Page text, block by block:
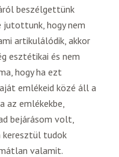
beszélgettünk
jutottunk, hogy nem
artikulálódik, akkor
esztétikai és nem
hogy ha ezt
emlékeid közé áll a
az emlékekbe,
bejárásom volt,
keresztül tudok
valamit.